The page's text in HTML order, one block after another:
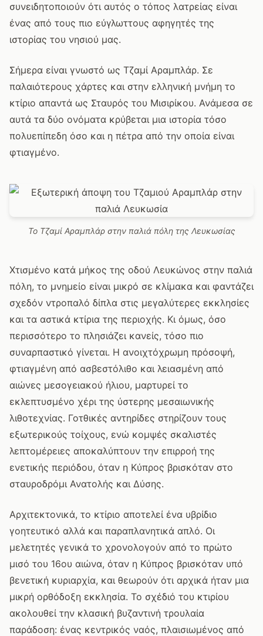
συνειδητοποιούν ότι αυτός ο τόπος λατρείας είναι
ένας από τους πιο εύγλωττους αφηγητές της
ιστορίας του νησιού μας.
Σήμερα είναι γνωστό ως Τζαμί Αραμπλάρ. Σε
παλαιότερους χάρτες και στην ελληνική μνήμη το
κτίριο απαντά ως Σταυρός του Μισιρίκου. Ανάμεσα σε
αυτά τα δύο ονόματα κρύβεται μια ιστορία τόσο
πολυεπίπεδη όσο και η πέτρα από την οποία είναι
φτιαγμένο.
Το Τζαμί Αραμπλάρ στην παλιά πόλη της Λευκωσίας
Χτισμένο κατά μήκος της οδού Λευκώνος στην παλιά
πόλη, το μνημείο είναι μικρό σε κλίμακα και φαντάζει
σχεδόν ντροπαλό δίπλα στις μεγαλύτερες εκκλησίες
και τα αστικά κτίρια της περιοχής. Κι όμως, όσο
περισσότερο το πλησιάζει κανείς, τόσο πιο
συναρπαστικό γίνεται. Η ανοιχτόχρωμη πρόσοψή,
φτιαγμένη από ασβεστόλιθο και λειασμένη από
αιώνες μεσογειακού ήλιου, μαρτυρεί το
εκλεπτυσμένο χέρι της ύστερης μεσαιωνικής
λιθοτεχνίας. Γοτθικές αντηρίδες στηρίζουν τους
εξωτερικούς τοίχους, ενώ κομψές σκαλιστές
λεπτομέρειες αποκαλύπτουν την επιρροή της
ενετικής περιόδου, όταν η Κύπρος βρισκόταν στο
σταυροδρόμι Ανατολής και Δύσης.
Αρχιτεκτονικά, το κτίριο αποτελεί ένα υβρίδιο
γοητευτικό αλλά και παραπλανητικά απλό. Οι
μελετητές γενικά το χρονολογούν από το πρώτο
μισό του 16ου αιώνα, όταν η Κύπρος βρισκόταν υπό
βενετική κυριαρχία, και θεωρούν ότι αρχικά ήταν μια
μικρή ορθόδοξη εκκλησία. Το σχέδιό του κτιρίου
ακολουθεί την κλασική βυζαντινή τρουλαία
παράδοση: ένας κεντρικός ναός, πλαισιωμένος από